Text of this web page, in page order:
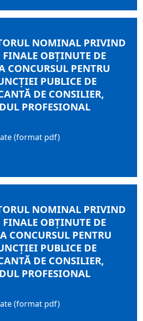
NOMINAL PRIVIND
FINALE OBŢINUTE DE
CONCURSUL PENTRU
PUBLICE DE
DE CONSILIER,
PROFESIONAL
(format pdf)
NOMINAL PRIVIND
FINALE OBŢINUTE DE
CONCURSUL PENTRU
PUBLICE DE
DE CONSILIER,
PROFESIONAL
(format pdf)